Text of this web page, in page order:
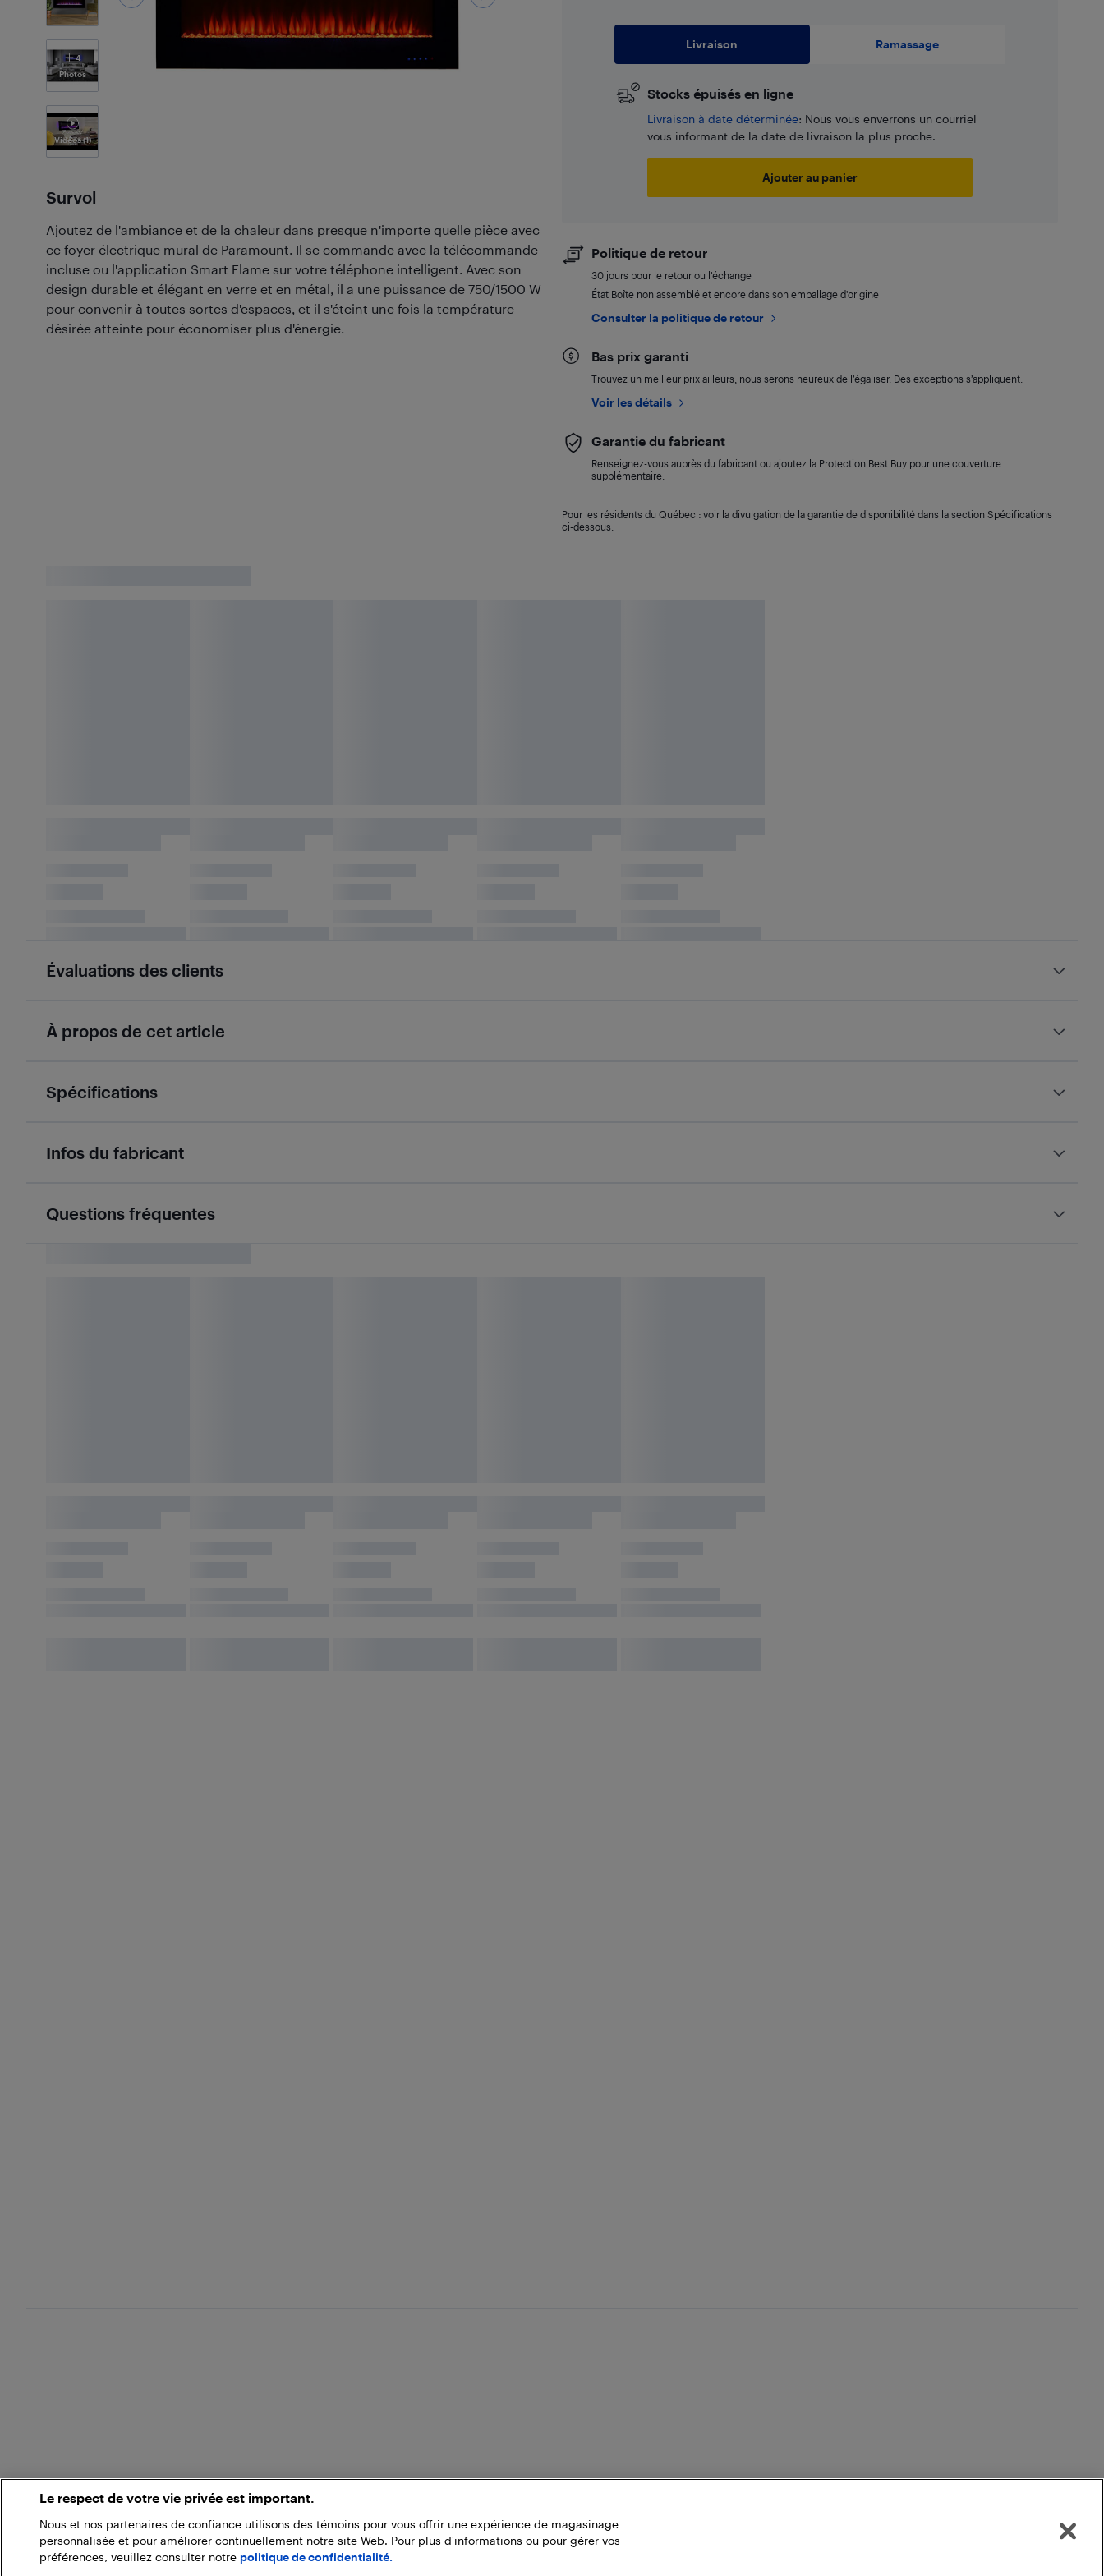
4
Photos
Vidéos(1)
Survol
Ajoutez de l'ambiance et de la chaleur dans presque n'importe quelle pièce avec
ce foyer électrique mural de Paramount. Il se commande avec la télécommande
incluse ou l'application Smart Flame sur votre téléphone intelligent. Avec son
design durable et élégant en verre et en métal, il a une puissance de 750/1500 W
pour convenir à toutes sortes d'espaces, et il s'éteint une fois la température
désirée atteinte pour économiser plus d'énergie.
Livraison Ramassage
Stocks épuisés en ligne
​Livraison à date déterminée: Nous vous enverrons un courriel
vous informant de la date de livraison la plus proche.
Ajouter au panier
Politique de retour
30 jours pour le retour ou l’échange
État Boîte non assemblé et encore dans son emballage d'origine
Consulter la politique de retour
Bas prix garanti
Trouvez un meilleur prix ailleurs, nous serons heureux de l’égaliser. Des exceptions s’appliquent.
Voir les détails
Garantie du fabricant
Renseignez-vous auprès du fabricant ou ajoutez la Protection Best Buy pour une couverture
supplémentaire.
Pour les résidents du Québec : voir la divulgation de la garantie de disponibilité dans la section Spécifications
ci-dessous.
Évaluations des clients
À propos de cet article
Spécifications
Infos du fabricant
Questions fréquentes
Le respect de votre vie privée est important.
Nous et nos partenaires de confiance utilisons des témoins pour vous offrir une expérience de magasinage
personnalisée et pour améliorer continuellement notre site Web. Pour plus d'informations ou pour gérer vos
préférences, veuillez consulter notre politique de confidentialité.